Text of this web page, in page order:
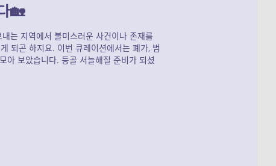
🏡
는 지역에서 불미스러운 사건이나 존재를
되곤 하지요. 이번 큐레이션에서는 폐가, 범
아 보았습니다. 등골 서늘해질 준비가 되셨